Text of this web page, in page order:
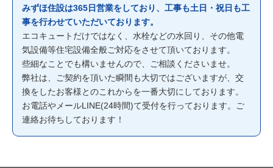
みずほ住設は365日営業をしており、工事も土日・祝日も工
事を行わせていただいております。
エコキュートだけではなく、水栓などの水回り、その他電
気設備等住宅設備全般ご対応をさせて頂いております。
些細なことでも構いませんので、ご相談くださいませ。
弊社は、ご契約を頂いた瞬間も大切ではございますが、交
換をしたお客様とのこれからを一番大切にしております。
お電話やメールLINE(24時間)て受付を行っております。ご
連絡お待ちしております！